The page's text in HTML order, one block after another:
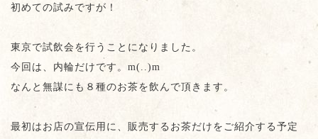
初めての試みですが！
東京で試飲会を行うことになりました。
今回は、内輪だけです。m(..)m
なんと無謀にも８種のお茶を飲んで頂きます。
最初はお店の宣伝用に、販売するお茶だけをご紹介する予定